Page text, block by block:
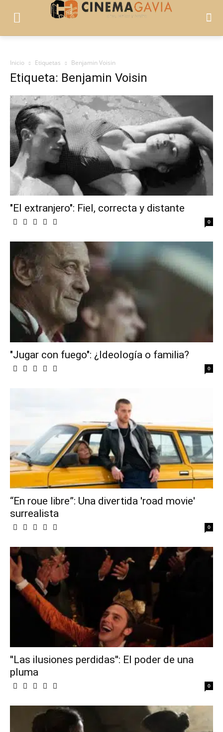
Inicio Etiquetas Benjamin Voisin
Etiqueta: Benjamin Voisin
"El extranjero": Fiel, correcta y distante
0
"Jugar con fuego": ¿Ideología o familia?
0
“En roue libre”: Una divertida 'road movie'
surrealista
0
''Las ilusiones perdidas'': El poder de una
pluma
0